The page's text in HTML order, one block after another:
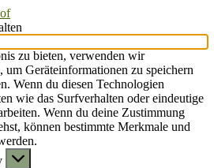
zu bieten, verwenden wir
Geräteinformationen zu speichern
Wenn du diesen Technologien
wie das Surfverhalten oder eindeutige
Wenn du deine Zustimmung
können bestimmte Merkmale und